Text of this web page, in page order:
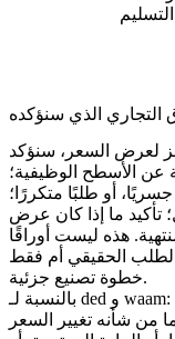
التجاري الذي سنؤكده
لعرض السعر، سنؤكد
عن الأسطح الوظيفية؛
جسريًا، أو طلبًا متكررًا؛
تأكيد ما إذا كان عرض
هذه ليست أوراقًا
الطلب الحقيقي أم فقط
خطوة تصنيع جزئية.
بالنسبة لـ ded و waam: كيف نحدد نطاق عمليات البناء المعدني
من شأنه تغيير السعر